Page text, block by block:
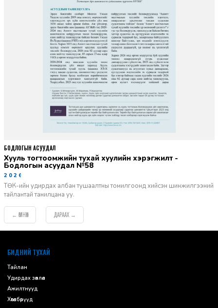
Хууль тогтоомжийн тухай хуулийн хэрэгжилт -
Бодлогын асуудал №58
2026-06-02
ТӨК-ийн удирдах албан тушаалтны томилгоонд хийсэн шинжилгээний
тайлантай танилцана уу.
БОДЛОГЫН АСУУДАЛ
← ӨМНӨХ ДАРААХ →
БИДНИЙ ТУХАЙ
Тайлан
Удирдах зөвлөл
Ажилтнууд
Хөтөлбөрүүд